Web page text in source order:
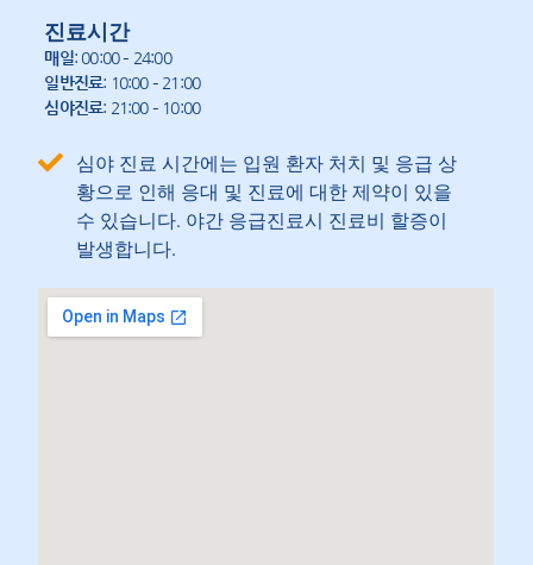
진료시간
매일: 00:00 – 24:00
일반진료: 10:00 – 21:00
심야진료: 21:00 – 10:00
심야 진료 시간에는 입원 환자 처치 및 응급 상
황으로 인해 응대 및 진료에 대한 제약이 있을
수 있습니다. 야간 응급진료시 진료비 할증이
발생합니다.